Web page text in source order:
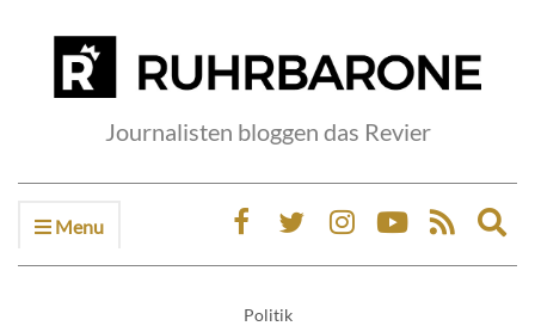
Journalisten bloggen das Revier
Menu
Politik